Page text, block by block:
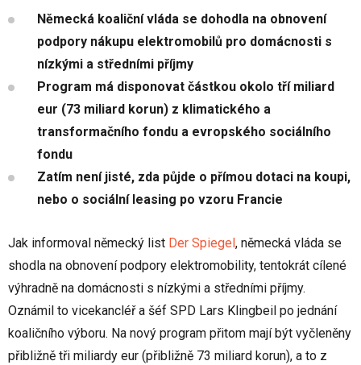
Německá koaliční vláda se dohodla na obnovení
podpory nákupu elektromobilů pro domácnosti s
nízkými a středními příjmy
Program má disponovat částkou okolo tří miliard
eur (73 miliard korun) z klimatického a
transformačního fondu a evropského sociálního
fondu
Zatím není jisté, zda půjde o přímou dotaci na koupi,
nebo o sociální leasing po vzoru Francie
Jak informoval německý list Der Spiegel , německá vláda se
shodla na obnovení podpory elektromobility, tentokrát cílené
výhradně na domácnosti s nízkými a středními příjmy.
Oznámil to vicekancléř a šéf SPD Lars Klingbeil po jednání
koaličního výboru. Na nový program přitom mají být vyčleněny
přibližně tři miliardy eur (přibližně 73 miliard korun), a to z